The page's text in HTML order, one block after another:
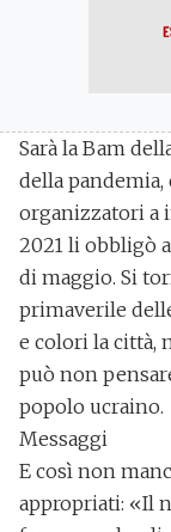
Sarà la Bam
della
organizzatori a
2021 li obbligò
di maggio. Si
primaverile
e colori la città,
può non
popolo ucraino.
Messaggi
E così non
appropriati: «Il